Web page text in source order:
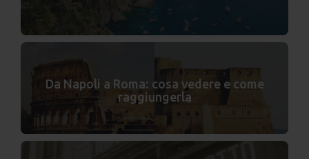
Da Napoli a Roma: cosa vedere e come
raggiungerla